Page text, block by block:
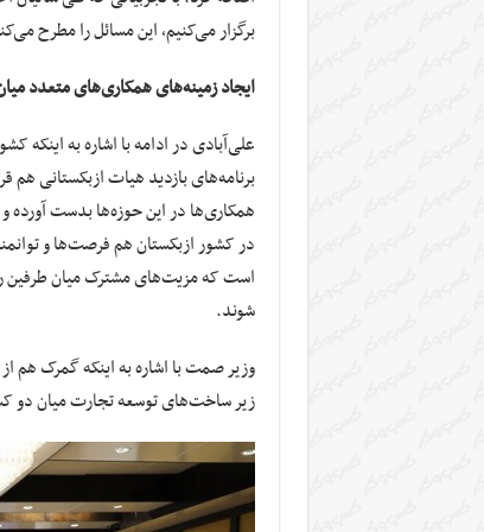
برگزار می‌کنیم، این مسائل را مطرح
ایجاد زمینه‌های همکاری‌های متعدد
علی‌آبادی در ادامه با اشاره به اینکه
برنامه‌های بازدید هیات ازبکستانی هم
همکاری‌ها در این حوزه‌ها بدست آورده و
در کشور ازبکستان هم فرصت‌ها و
است که مزیت‌های مشترک میان طرفین
شوند.
وزیر صمت با اشاره به اینکه گمرک هم
زیر ساخت‌های توسعه تجارت میان دو